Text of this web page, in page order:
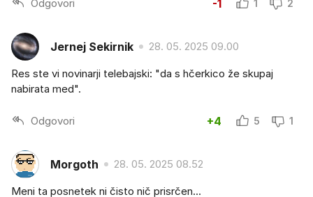
Odgovori -1 1 2
Jernej Sekirnik 28. 05. 2025 09.00
Res ste vi novinarji telebajski: "da s hčerkico že skupaj
nabirata med".
Odgovori +4 5 1
Morgoth 28. 05. 2025 08.52
Meni ta posnetek ni čisto nič prisrčen...